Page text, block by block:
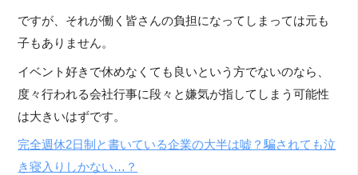
ですが、それが働く皆さんの負担になってしまっては元も
子もありません。
イベント好きで休めなくても良いという方でないのなら、
度々行われる会社行事に段々と嫌気が指してしまう可能性
は大きいはずです。
完全週休2日制と書いている企業の大半は嘘？騙されても泣
き寝入りしかない…？